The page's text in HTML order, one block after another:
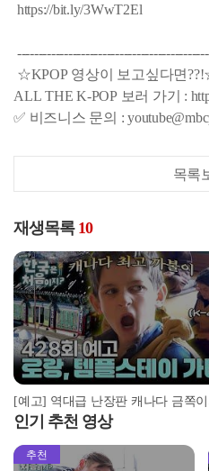
https://bit.ly/3WwT2El
☆KPOP 영상이 보고싶다면
ALL THE K-POP 보러 가기 :
✅ 비즈니스 문의 :
목록
재생목록 10
인기 추천 영상
추천